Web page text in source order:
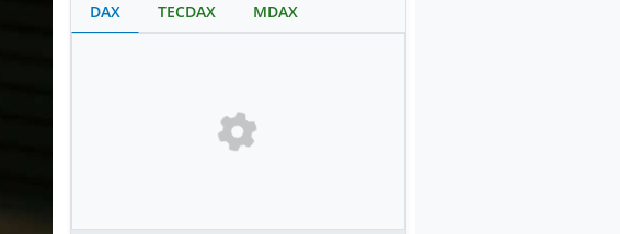
DAX TECDAX MDAX